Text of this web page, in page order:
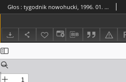
Głos : tygodnik nowohucki, 1996. 01. 12, nr 2